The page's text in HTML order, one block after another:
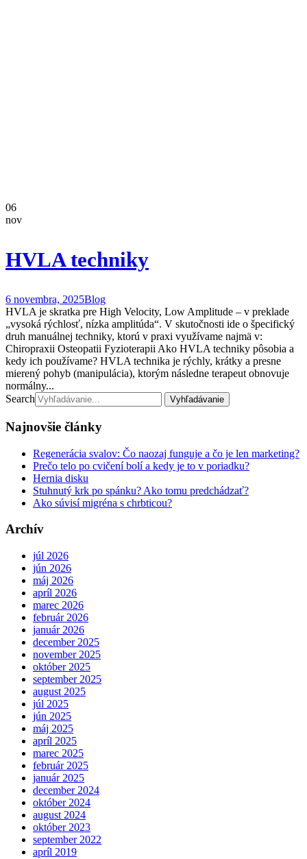
06
nov
HVLA techniky
6 novembra, 2025Blog
HVLA je skratka pre High Velocity, Low Amplitude – v preklade
„vysoká rýchlosť, nízka amplitúda“. V skutočnosti ide o špecifický
druh manuálnej techniky, ktorú v praxi využívame najmä v:
Chiropraxii Osteopatii Fyzioterapii Ako HVLA techniky pôsobia a
kedy ich používame? HVLA technika je rýchly, krátky a presne
mierený pohyb (manipulácia), ktorým následne terapeut obnovuje
normálny...
Search
Najnovšie články
Regenerácia svalov: Čo naozaj funguje a čo je len marketing?
Prečo telo po cvičení bolí a kedy je to v poriadku?
Hernia disku
Stuhnutý krk po spánku? Ako tomu predchádzať?
Ako súvisí migréna s chrbticou?
Archív
júl 2026
jún 2026
máj 2026
apríl 2026
marec 2026
február 2026
január 2026
december 2025
november 2025
október 2025
september 2025
august 2025
júl 2025
jún 2025
máj 2025
apríl 2025
marec 2025
február 2025
január 2025
december 2024
október 2024
august 2024
október 2023
september 2022
apríl 2019